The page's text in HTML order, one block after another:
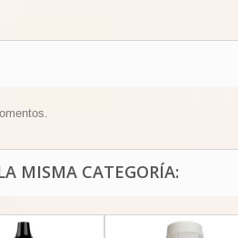
MISMA CATEGORÍA: